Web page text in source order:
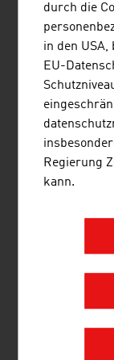
3.
4. Pfeifer
5. Mayr-
7. M.
Stora
durch die
in den
EU-
Regierung
kann.